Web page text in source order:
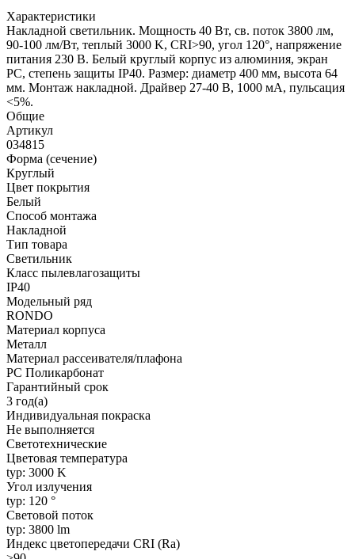
Характеристики
Накладной светильник. Мощность 40 Вт, св. поток 3800 лм,
90-100 лм/Вт, теплый 3000 K, CRI>90, угол 120°, напряжение
питания 230 В. Белый круглый корпус из алюминия, экран
PC, степень защиты IP40. Размер: диаметр 400 мм, высота 64
мм. Монтаж накладной. Драйвер 27-40 В, 1000 мА, пульсация
<5%.
Общие
Артикул
034815
Форма (сечение)
Круглый
Цвет покрытия
Белый
Способ монтажа
Накладной
Тип товара
Светильник
Класс пылевлагозащиты
IP40
Модельный ряд
RONDO
Материал корпуса
Металл
Материал рассеивателя/плафона
PC Поликарбонат
Гарантийный срок
3 год(а)
Индивидуальная покраска
Не выполняется
Светотехнические
Цветовая температура
typ: 3000 K
Угол излучения
typ: 120 °
Световой поток
typ: 3800 lm
Индекс цветопередачи CRI (Ra)